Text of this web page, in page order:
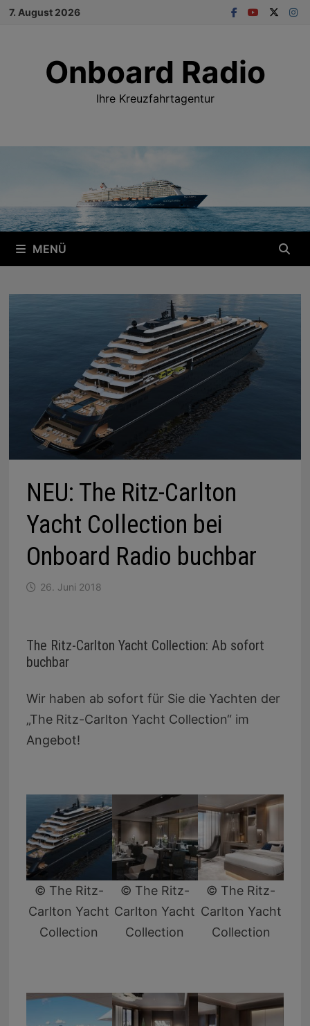
Zum
7. August 2026
Onboard Radio
Ihre Kreuzfahrtagentur
MENÜ
NEU: The Ritz-Carlton
Yacht Collection bei
Onboard Radio buchbar
26. Juni 2018
The Ritz-Carlton Yacht Collection: Ab sofort
buchbar
Wir haben ab sofort für Sie die Yachten der
„The Ritz-Carlton Yacht Collection“ im
Angebot!
© The Ritz-
Carlton Yacht
Collection
© The Ritz-
Carlton Yacht
Collection
© The Ritz-
Carlton Yacht
Collection